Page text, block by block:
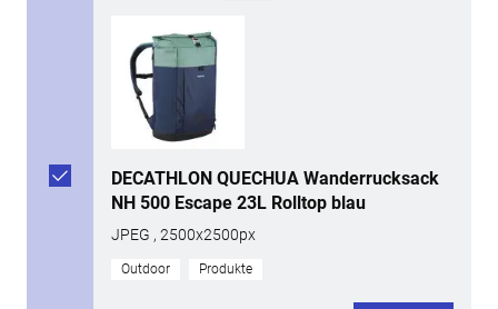
DECATHLON QUECHUA Wanderrucksack
NH 500 Escape 23L Rolltop blau
JPEG , 2500x2500px
Outdoor Produkte